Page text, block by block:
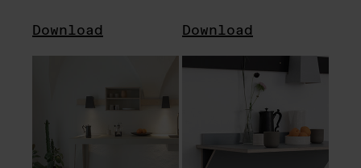
Download Download